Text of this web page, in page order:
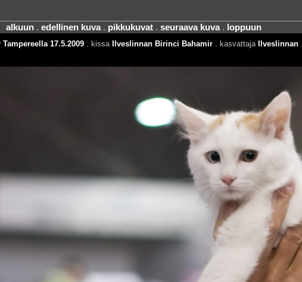
alkuun. edellinen kuva. pikkukuvat. seuraava kuva. loppuun
17.5.2009. kissa Ilveslinnan Birinci Bahamir. kasvattaja Ilveslinnan.